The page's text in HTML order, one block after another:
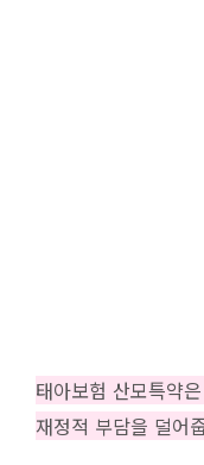
태아보험 산모특약
재정적 부담을 덜어